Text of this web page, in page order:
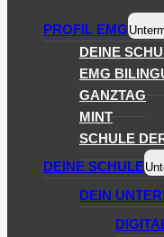
PROFIL EMG
DEINE
EMG
GANZTAG
MINT
SCHULE
DEINE SCHULE
DEIN